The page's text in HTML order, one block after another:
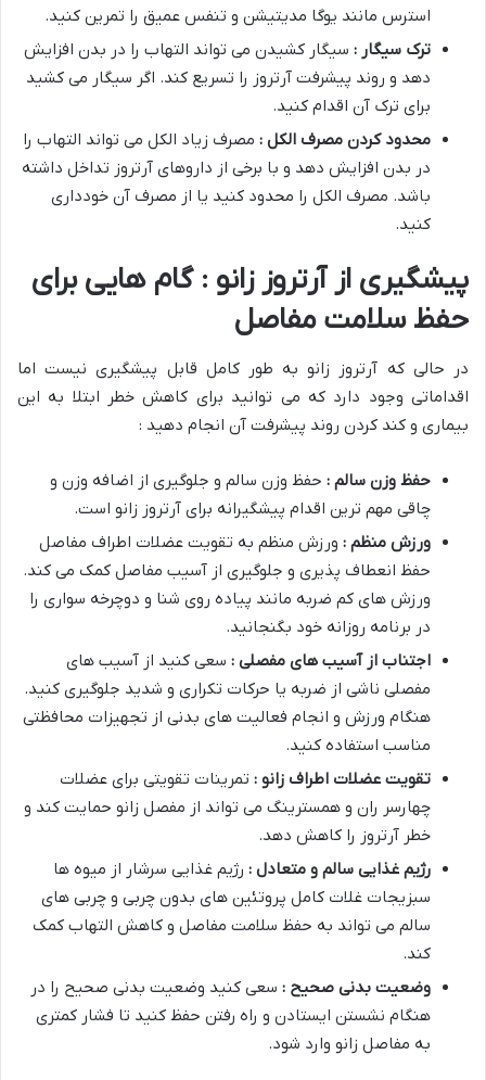
استرس مانند یوگا مدیتیشن و تنفس عمیق را تمرین کنید.
ترک سیگار : سیگار کشیدن می تواند التهاب را در بدن افزایش
دهد و روند پیشرفت آرتروز را تسریع کند. اگر سیگار می کشید
برای ترک آن اقدام کنید.
محدود کردن مصرف الکل : مصرف زیاد الکل می تواند التهاب را
در بدن افزایش دهد و با برخی از داروهای آرتروز تداخل داشته
باشد. مصرف الکل را محدود کنید یا از مصرف آن خودداری
کنید.
پیشگیری از آرتروز زانو : گام هایی برای
حفظ سلامت مفاصل
در حالی که آرتروز زانو به طور کامل قابل پیشگیری نیست اما
اقداماتی وجود دارد که می توانید برای کاهش خطر ابتلا به این
بیماری و کند کردن روند پیشرفت آن انجام دهید :
حفظ وزن سالم : حفظ وزن سالم و جلوگیری از اضافه وزن و
چاقی مهم ترین اقدام پیشگیرانه برای آرتروز زانو است.
ورزش منظم : ورزش منظم به تقویت عضلات اطراف مفاصل
حفظ انعطاف پذیری و جلوگیری از آسیب مفاصل کمک می کند.
ورزش های کم ضربه مانند پیاده روی شنا و دوچرخه سواری را
در برنامه روزانه خود بگنجانید.
اجتناب از آسیب های مفصلی : سعی کنید از آسیب های
مفصلی ناشی از ضربه یا حرکات تکراری و شدید جلوگیری کنید.
هنگام ورزش و انجام فعالیت های بدنی از تجهیزات محافظتی
مناسب استفاده کنید.
تقویت عضلات اطراف زانو : تمرینات تقویتی برای عضلات
چهارسر ران و همسترینگ می تواند از مفصل زانو حمایت کند و
خطر آرتروز را کاهش دهد.
رژیم غذایی سالم و متعادل : رژیم غذایی سرشار از میوه ها
سبزیجات غلات کامل پروتئین های بدون چربی و چربی های
سالم می تواند به حفظ سلامت مفاصل و کاهش التهاب کمک
کند.
وضعیت بدنی صحیح : سعی کنید وضعیت بدنی صحیح را در
هنگام نشستن ایستادن و راه رفتن حفظ کنید تا فشار کمتری
به مفاصل زانو وارد شود.